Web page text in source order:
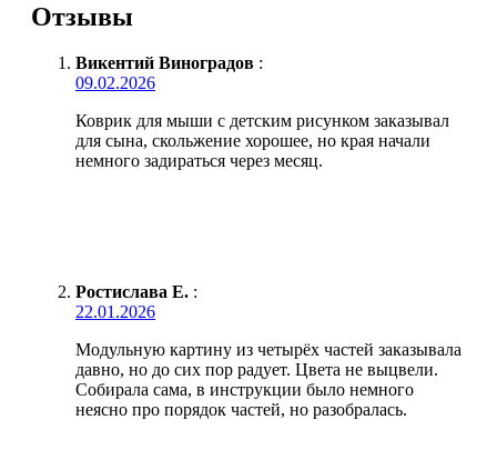
Отзывы
Викентий Виноградов :
09.02.2026
Коврик для мыши с детским рисунком заказывал
для сына, скольжение хорошее, но края начали
немного задираться через месяц.
Ростислава Е. :
22.01.2026
Модульную картину из четырёх частей заказывала
давно, но до сих пор радует. Цвета не выцвели.
Собирала сама, в инструкции было немного
неясно про порядок частей, но разобралась.